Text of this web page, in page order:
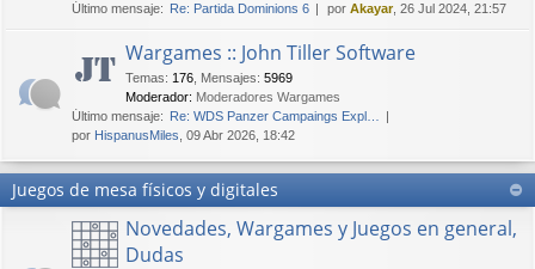
Último mensaje: Re: Partida Dominions 6 por Akayar, 26 Jul 2024, 21:57
Wargames :: John Tiller Software
Temas: 176 Mensajes: 5969
Moderador: Moderadores Wargames
Último mensaje: Re: WDS Panzer Campaings Expl…
por HispanusMiles , 09 Abr 2026, 18:42
Juegos de mesa físicos y digitales
Novedades, Wargames y Juegos en general,
Dudas